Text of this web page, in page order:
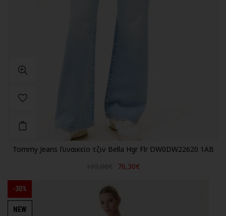
Tommy Jeans Γυναικείο τζιν Bella Hgr Flr DW0DW22620 1AB
76,30€
-30%
NEW